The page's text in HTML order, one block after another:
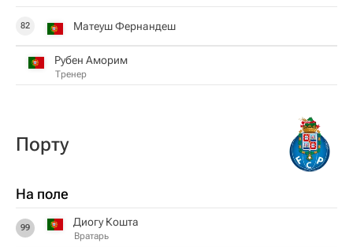
82 Матеуш Фернандеш
Рубен Аморим
Тренер
Порту
На поле
99 Диогу Кошта
Вратарь